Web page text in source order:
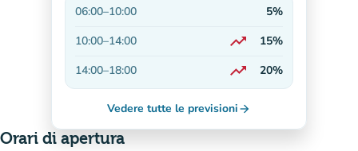
06:00–10:00
5%
10:00–14:00 trending_up
15%
14:00–18:00 trending_up
In aumento
20%
Vedere tutte le previsioniarrow_forward
Orari di apertura